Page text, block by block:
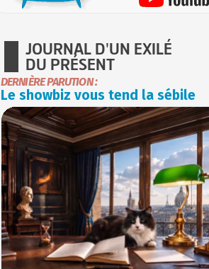
JOURNAL D'UN EXILÉ
DU PRÉSENT
DERNIÈRE PARUTION :
Le showbiz vous tend la sébile